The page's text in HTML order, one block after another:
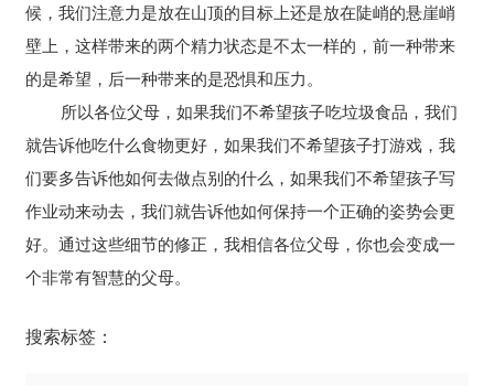
候，我们注意力是放在山顶的目标上还是放在陡峭的悬崖峭
壁上，这样带来的两个精力状态是不太一样的，前一种带来
的是希望，后一种带来的是恐惧和压力。
所以各位父母，如果我们不希望孩子吃垃圾食品，我们
就告诉他吃什么食物更好，如果我们不希望孩子打游戏，我
们要多告诉他如何去做点别的什么，如果我们不希望孩子写
作业动来动去，我们就告诉他如何保持一个正确的姿势会更
好。通过这些细节的修正，我相信各位父母，你也会变成一
个非常有智慧的父母。
搜索标签：